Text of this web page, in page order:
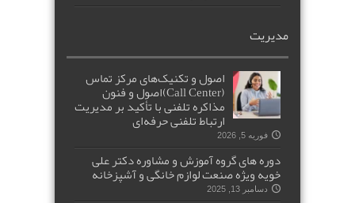
مدیریت
اصول و تکنیک‌های مرکز تماس
(Call Center)اصول و فنون
مذاکره تلفنی با تأکید بر مدیریت
ارتباط تلفنی حرفه‌ای
فوریه 5, 2026
دوره های گروه آموزش و مشاوره دکتر علی
خویه ویژه صنعت لوازم خانگی و آشپزخانه
دسامبر 13, 2025